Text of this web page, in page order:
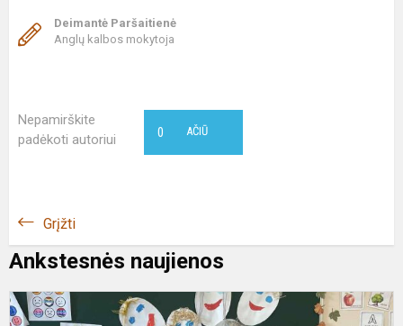
Deimantė Paršaitienė
Anglų kalbos mokytoja
Nepamirškite
padėkoti autoriui
AČIŪ
0
Grįžti
Ankstesnės naujienos